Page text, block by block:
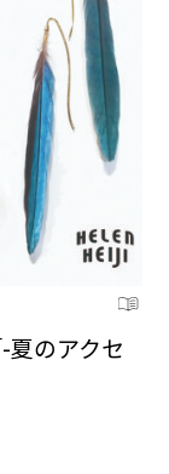
のアクセ